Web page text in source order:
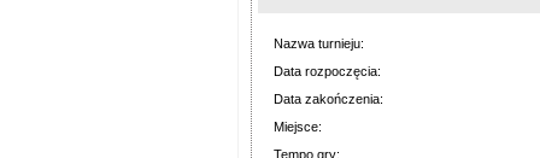
Nazwa turnieju:
Data rozpoczęcia:
Data zakończenia:
Miejsce:
Tempo gry: